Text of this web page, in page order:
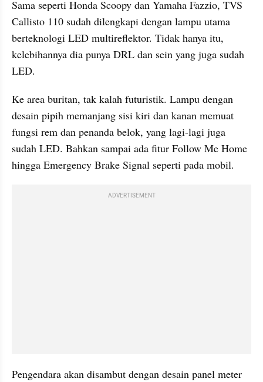
Sama seperti Honda Scoopy dan Yamaha Fazzio, TVS
Callisto 110 sudah dilengkapi dengan lampu utama
berteknologi LED multireflektor. Tidak hanya itu,
kelebihannya dia punya DRL dan sein yang juga sudah
LED.
Ke area buritan, tak kalah futuristik. Lampu dengan
desain pipih memanjang sisi kiri dan kanan memuat
fungsi rem dan penanda belok, yang lagi-lagi juga
sudah LED. Bahkan sampai ada fitur Follow Me Home
hingga Emergency Brake Signal seperti pada mobil.
ADVERTISEMENT
Pengendara akan disambut dengan desain panel meter